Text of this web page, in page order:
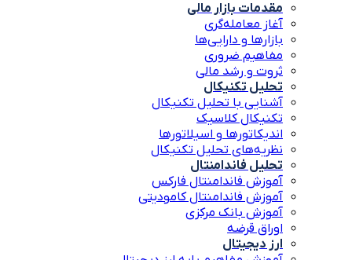
مقدمات بازار مالی
آغاز معامله‌گری
بازارها و دارایی‌ها
مفاهیم ضروری
ثروت و رشد مالی
تحلیل تکنیکال
آشنایی با تحلیل تکنیکال
تکنیکال کلاسیک
اندیکاتورها و اسیلاتورها
نظریه‌های تحلیل تکنیکال
تحلیل فاندامنتال
آموزش فاندامنتال فارکس
آموزش فاندامنتال کامودیتی
آموزش بانک مرکزی
اوراق قرضه
ارز دیجیتال